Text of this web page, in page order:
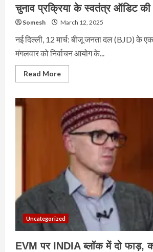
चुनाव प्रक्रिया के स्वतंत्र ऑडिट की
Somesh March 12, 2025
नई दिल्ली, 12 मार्च: बीजू जनता दल (BJD) के
मंगलवार को निर्वाचन आयोग के...
Read MoreRead
more
Election
Commission
से
की
मुलाकात,
चुनाव
प्रक्रिया
स्वतंत्र
ऑडिट
की
मांग
Uncategorized
EVM पर INDIA ब्लॉक में दो फाड़,